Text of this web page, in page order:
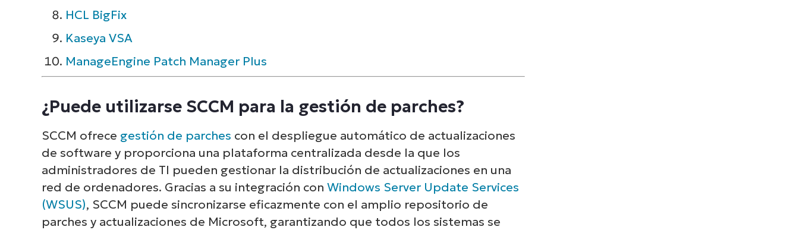
HCL BigFix
Kaseya VSA
ManageEngine Patch Manager Plus
¿Puede utilizarse SCCM para la gestión de parches?
SCCM ofrece gestión de parches con el despliegue automático de actualizaciones
de software y proporciona una plataforma centralizada desde la que los
administradores de TI pueden gestionar la distribución de actualizaciones en una
red de ordenadores. Gracias a su integración con Windows Server Update Services
(WSUS), SCCM puede sincronizarse eficazmente con el amplio repositorio de
parches y actualizaciones de Microsoft, garantizando que todos los sistemas se